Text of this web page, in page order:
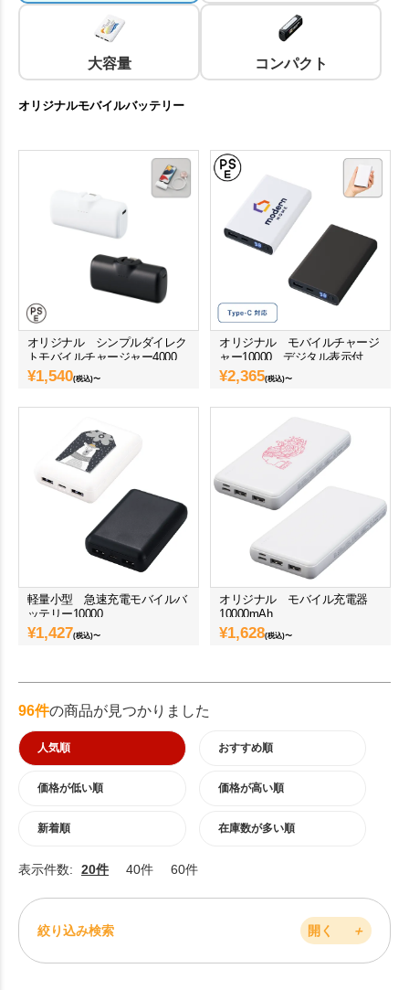
大容量 コンパクト
オリジナルモバイルバッテリー
オリジナル シンプルダイレク
トモバイルチャージャー4000
¥1,540(税込)〜
オリジナル モバイルチャージ
ャー10000 デジタル表示付
¥2,365(税込)〜
軽量小型 急速充電モバイルバ
ッテリー10000
¥1,427(税込)〜
オリジナル モバイル充電器
10000mAh
¥1,628(税込)〜
96件の商品が見つかりました
人気順 おすすめ順
価格が低い順 価格が高い順
新着順 在庫数が多い順
表示件数: 20件 40件 60件
絞り込み検索 開く ＋